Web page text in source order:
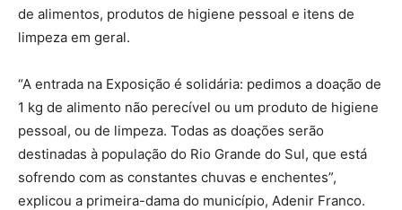
de alimentos, produtos de higiene pessoal e itens de
limpeza em geral.
“A entrada na Exposição é solidária: pedimos a doação de
1 kg de alimento não perecível ou um produto de higiene
pessoal, ou de limpeza. Todas as doações serão
destinadas à população do Rio Grande do Sul, que está
sofrendo com as constantes chuvas e enchentes”,
explicou a primeira-dama do município, Adenir Franco.